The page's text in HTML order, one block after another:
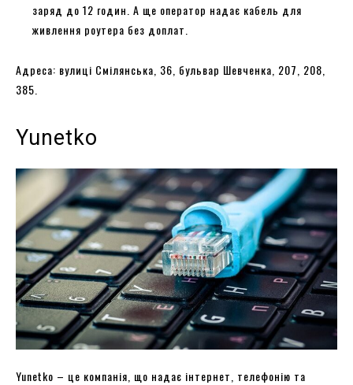
заряд до 12 годин. А ще оператор надає кабель для
живлення роутера без доплат.
Адреса: вулиці Смілянська, 36, бульвар Шевченка, 207, 208,
385.
Yunetko
Yunetko – це компанія, що надає інтернет, телефонію та